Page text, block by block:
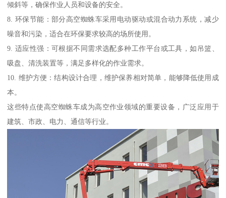
倾斜等，确保作业人员和设备的安全。
8. 环保节能：部分高空蜘蛛车采用电动驱动或混合动力系统，减少
噪音和污染，适合在环保要求较高的场所使用。
9. 适应性强：可根据不同需求选配多种工作平台或工具，如吊篮、
吸盘、清洗装置等，满足多样化的作业需求。
10. 维护方便：结构设计合理，维护保养相对简单，能够降低使用成
本。
这些特点使高空蜘蛛车成为高空作业领域的重要设备，广泛应用于
建筑、市政、电力、通信等行业。